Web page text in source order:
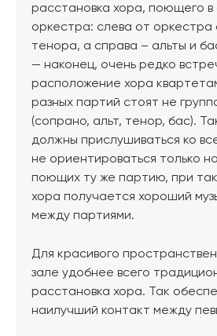
расстановка хора, поющего
оркестра: слева от оркестра
тенора, а справа – альты и
— наконец, очень редко
расположение хора
разных партий стоят не
(сопрано, альт, тенор, бас).
должны прислушиваться ко
не ориентироваться только
поющих ту же партию, при
хора получается хороший
между партиями.
Для красивого
зале удобнее всего
расстановка хора. Так
наилучший контакт между